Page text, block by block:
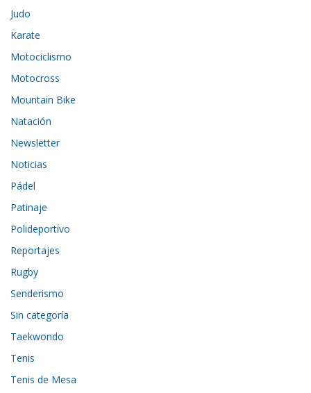
Judo
Karate
Motociclismo
Motocross
Mountain Bike
Natación
Newsletter
Noticias
Pádel
Patinaje
Polideportivo
Reportajes
Rugby
Senderismo
Sin categoría
Taekwondo
Tenis
Tenis de Mesa